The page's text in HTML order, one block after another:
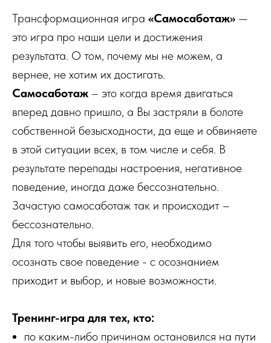
Трансформационная игра «Самосаботаж» —
это игра про наши цели и достижения
результата. О том, почему мы не можем, а
вернее, не хотим их достигать.
Самосаботаж – это когда время двигаться
вперед давно пришло, а Вы застряли в болоте
собственной безысходности, да еще и обвиняете
в этой ситуации всех, в том числе и себя. В
результате перепады настроения, негативное
поведение, иногда даже бессознательно.
Зачастую самосаботаж так и происходит –
бессознательно.
Для того чтобы выявить его, необходимо
осознать свое поведение - с осознанием
приходит и выбор, и новые возможности.
Тренинг-игра для тех, кто:
по каким-либо причинам остановился на пути